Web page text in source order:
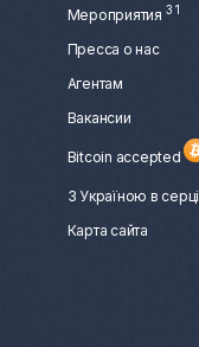
Мероприятия 3 1
Пресса о нас
Агентам
Вакансии
Bitcoin accepted
З Україною в серці
Карта сайта